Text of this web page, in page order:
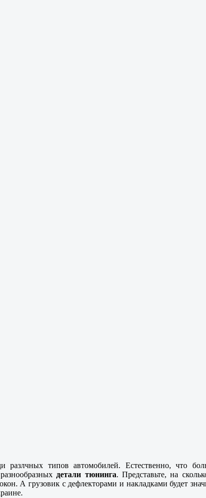
разлчных типов автомобилей. Естественно, что
детали тюнинга. Представьте, на
А грузовик с дефлекторами и накладками будет